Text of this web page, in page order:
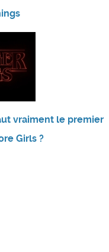
vraiment le premier
Girls ?